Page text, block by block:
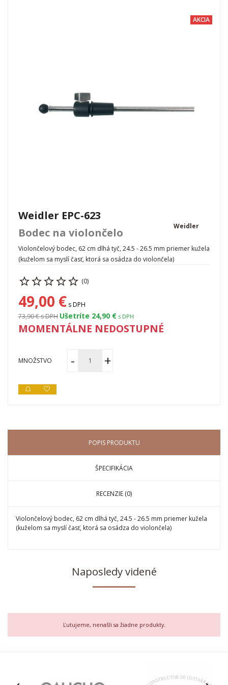
AKCIA
Weidler EPC-623
Bodec na violončelo
Weidler
Violončelový bodec, 62 cm dlhá tyč, 24.5 - 26.5 mm priemer kužela
(kuželom sa myslí časť, ktorá sa osádza do violončela)
(0)
49,00 € s DPH
73,90 €s DPH Ušetríte 24,90 € s DPH
MOMENTÁLNE NEDOSTUPNÉ
MNOŽSTVO
POPIS PRODUKTU
ŠPECIFIKÁCIA
RECENZIE (0)
Violončelový bodec, 62 cm dlhá tyč, 24.5 - 26.5 mm priemer kužela
(kuželom sa myslí časť, ktorá sa osádza do violončela)
Naposledy videné
Ľutujeme, nenašli sa žiadne produkty.